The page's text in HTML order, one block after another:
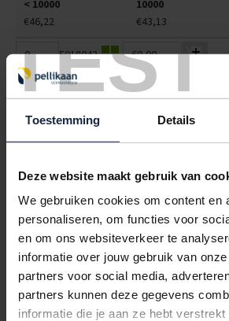
TEST
Toestemming Details
Deze website maakt gebruik van
We gebruiken cookies om content en
personaliseren, om functies voor
en om ons websiteverkeer te
informatie over jouw gebruik van
partners voor social media,
partners kunnen deze gegevens
informatie die je aan ze hebt
< 10000 10000
€46,22
€43,13
5018043 €0,00
POLYBAKJES V2 ZWART 189X121X22MM
€53,21
€49,66
POLYBAKJES A9 + ZIJVAK WIT
< 10000
10000
€45,15
€42,14
€0,00
POLYBAKJES A9 + ZIJVAK ZWART